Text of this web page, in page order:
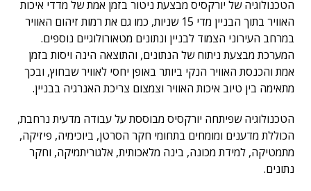
הטכנולוגיה של יורקסיס מבצעת ניטור בזמן אמת של מדדי איכות
האוויר בתוך הבניין מדי 15 שניות, כמו גם את רמות זיהום האוויר
במרחב העירוני הצמוד לבניין ונתונים מטאורולוגיים נוספים.
המערכת מבצעת ניתוח של הנתונים, והתוצאה הינה ויסות בזמן
אמת והכנסת האוויר הנקי ביותר באופן יחסי לאוויר שבחוץ, ובכך
מתאימה בין טיוב איכות האוויר וצמצום צריכת האנרגיה בבניין.
הטכנולוגיה שפיתחה יורקסיס מבוססת על עבודה מדעית נרחבת,
הכוללת מדענים ומומחים בתחומי חקר הסרטן, ביוכימיה, פיזיקה,
מתמטיקה, למידת מכונה, בינה מלאכותית, אלגוריתמיקה, וחקר
נתונים.